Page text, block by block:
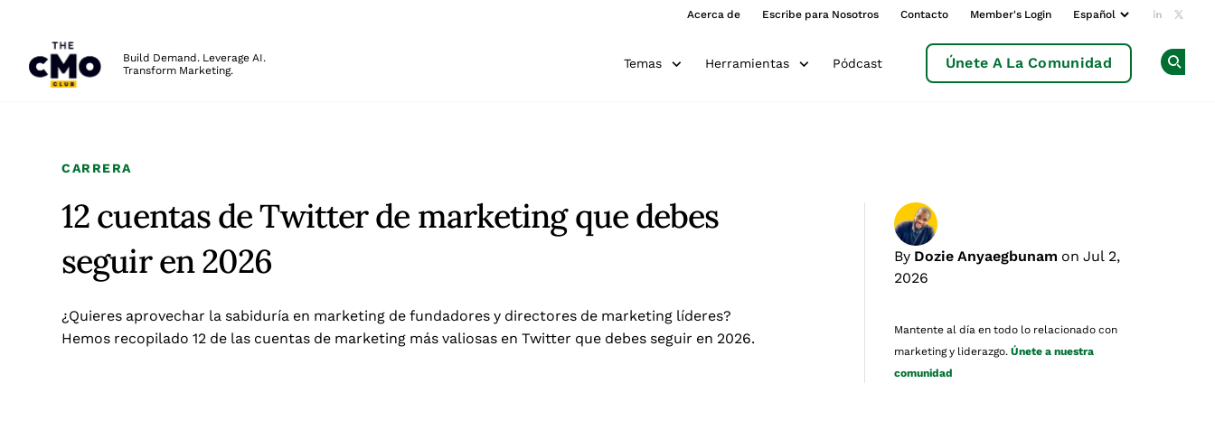
Acerca de Escribe para Nosotros Contacto Member's Login Add us
Build Demand. Leverage AI.
Transform Marketing.
Temas Herramientas Pódcast Únete A La Comunidad
CARRERA
12 cuentas de Twitter de marketing que debes
seguir en 2026
By Dozie Anyaegbunam on Jul 2,
2026
Mantente al día en todo lo relacionado con
marketing y liderazgo. Únete a nuestra
comunidad
¿Quieres aprovechar la sabiduría en marketing de fundadores y directores de marketing líderes?
Hemos recopilado 12 de las cuentas de marketing más valiosas en Twitter que debes seguir en 2026.